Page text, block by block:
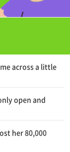
across a little
open and
her 80,000